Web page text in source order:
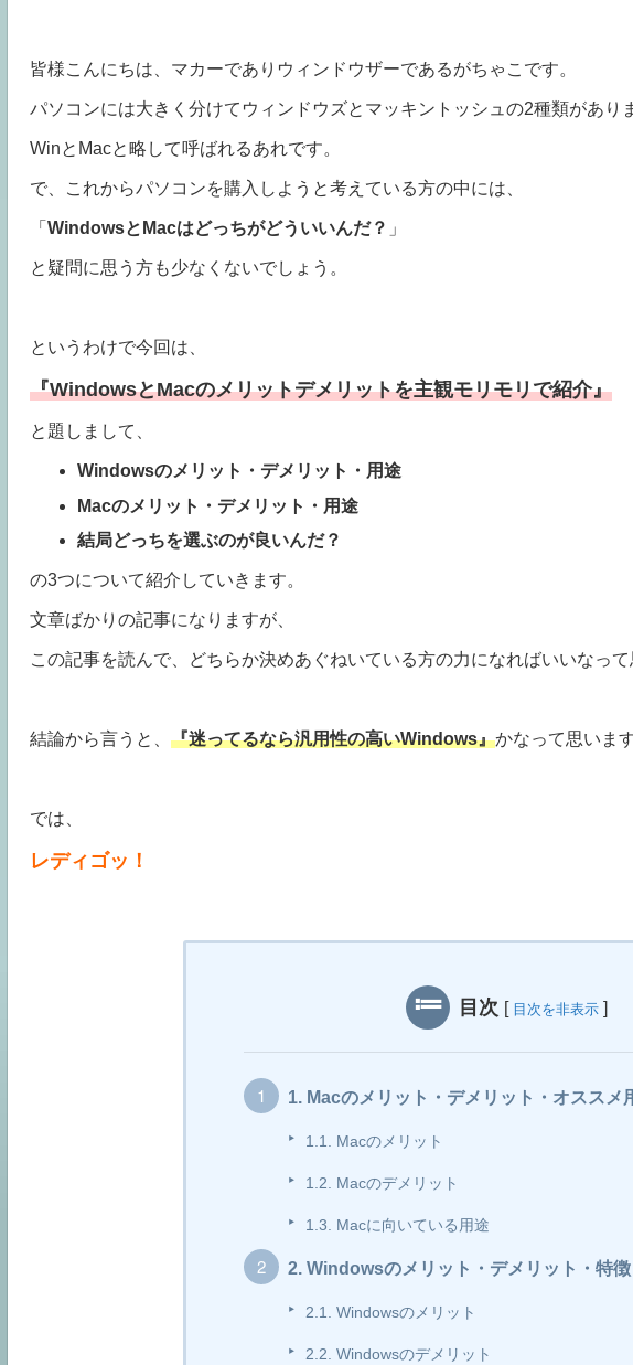
皆様こんにちは、マカーでありウィンドウザーであるがちゃこです。
パソコンには大きく分けてウィンドウズとマッキントッシュの2種類があり
WinとMacと略して呼ばれるあれです。
で、これからパソコンを購入しようと考えている方の中には、
「 WindowsとMacはどっちがどういいんだ？ 」
と疑問に思う方も少なくないでしょう。
というわけで今回は、
『WindowsとMacのメリットデメリットを主観モリモリで紹介』
と題しまして、
Windowsのメリット・デメリット・用途
Macのメリット・デメリット・用途
結局どっちを選ぶのが良いんだ？
の3つについて紹介していきます。
文章ばかりの記事になりますが、
この記事を読んで、どちらか決めあぐねいている方の力になればいいなって
結論から言うと、 『迷ってるなら汎用性の高いWindows』かなって思います
では、
レディゴッ！
目次 [ 目次を非表示 ]
1.Macのメリット・デメリット・オススメ
1.1. Macのメリット
1.2. Macのデメリット
1.3. Macに向いている用途
2.Windowsのメリット・デメリット・特徴
2.1. Windowsのメリット
2.2. Windowsのデメリット